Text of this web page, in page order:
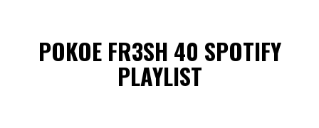
POKOE FR3SH 40 SPOTIFY
PLAYLIST